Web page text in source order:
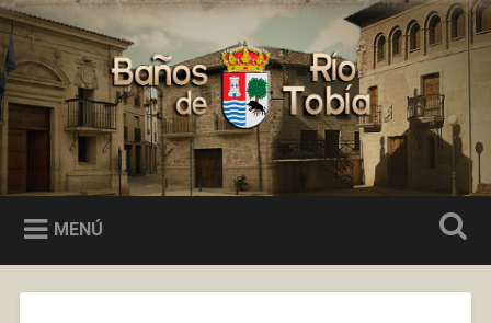
Saltar
al
contenido
Buscar
Baños de Río Tobía
MENÚ